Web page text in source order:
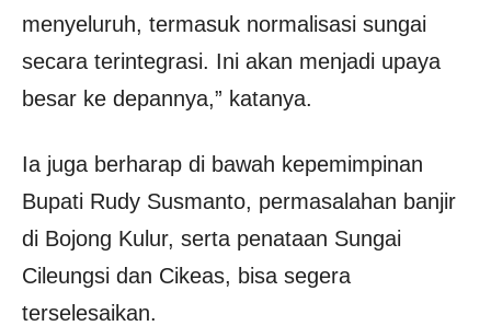
menyeluruh, termasuk normalisasi sungai
secara terintegrasi. Ini akan menjadi upaya
besar ke depannya,” katanya.
Ia juga berharap di bawah kepemimpinan
Bupati Rudy Susmanto, permasalahan banjir
di Bojong Kulur, serta penataan Sungai
Cileungsi dan Cikeas, bisa segera
terselesaikan.